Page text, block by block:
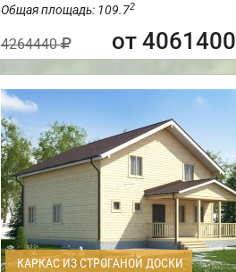
Общая площадь: 109.72
4264440 от 4061400
КАРКАС ИЗ СТРОГАНОЙ ДОСКИ